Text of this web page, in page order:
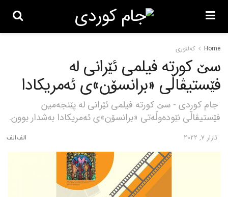
Home کەلتوری
سێ کورتە فیلمی ئێرانی لە
فێستیڤاڵی «برانسۆن»ی ئەمریکادا
جام کوردی - سێ کورتە فیلمی ئێرانی لە پێنجەمین
فێستیڤاڵی نێودەوڵەتی «برانسۆن»ی ئەمریکادا بەشدار بوون.
ئازار 7, 2022